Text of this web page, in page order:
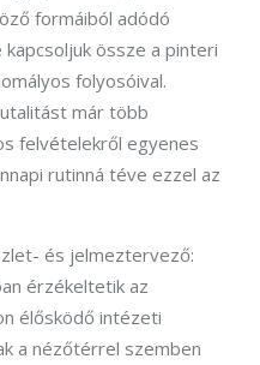
formáiból adódó
össze a pinteri
folyosóival.
már több
felvételekről egyenes
rutinná téve ezzel az
és jelmeztervező:
érzékeltetik az
élősködő intézeti
a nézőtérrel szemben